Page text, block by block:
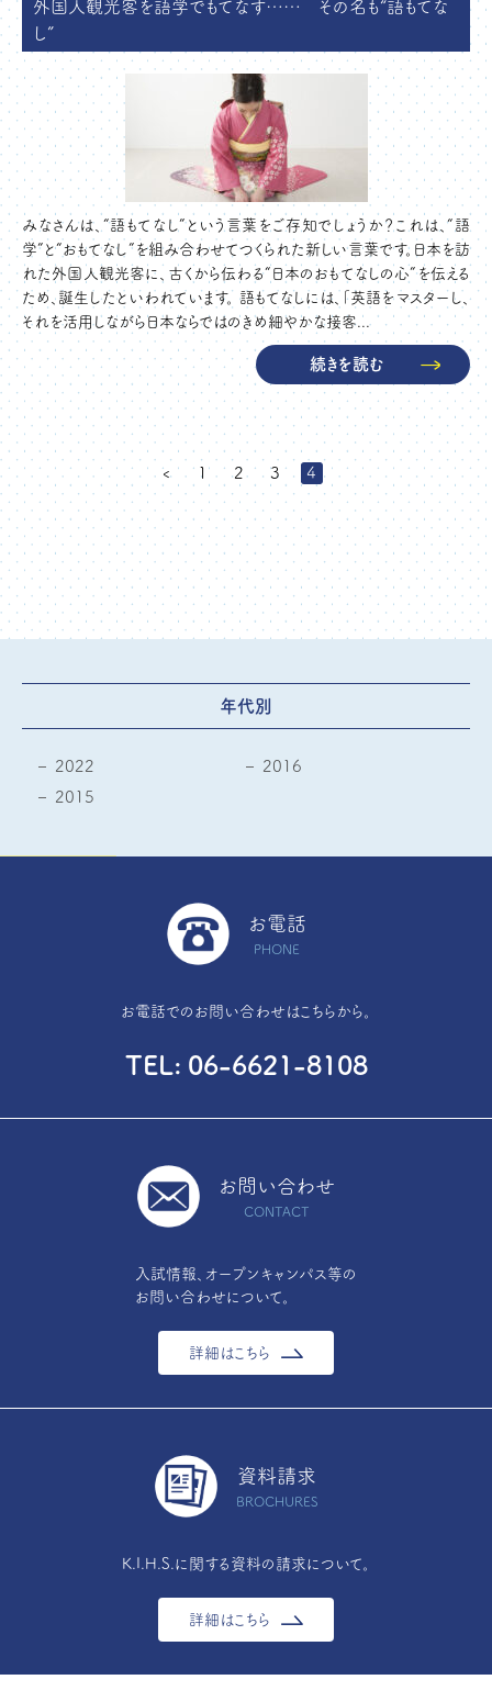
外国人観光客を語学でもてなす…… その名も“語もてな
し”
みなさんは、“語もてなし”という言葉をご存知でしょうか？これは、“語
学”と“おもてなし”を組み合わせてつくられた新しい言葉です。日本を訪
れた外国人観光客に、古くから伝わる“日本のおもてなしの心”を伝える
ため、誕生したといわれています。 語もてなしには、「英語をマスターし、
それを活用しながら日本ならではのきめ細やかな接客...
続きを読む
‹ 1 2 3 4
年代別
2022
2016
2015
お電話
PHONE
お電話でのお問い合わせはこちらから。
TEL 06-6621-8108
お問い合わせ
CONTACT
入試情報、オープンキャンパス等の
お問い合わせについて。
詳細はこちら
資料請求
BROCHURES
K.I.H.S.に関する資料の請求について。
詳細はこちら